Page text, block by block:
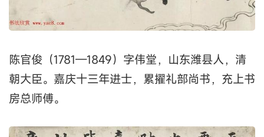
陈官俊（1781—1849）字伟堂，山东潍县人，清
朝大臣。嘉庆十三年进士，累擢礼部尚书，充上书
房总师傅。